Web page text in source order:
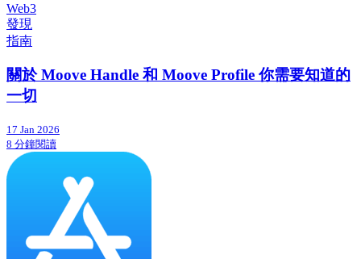
Web3
發現
指南
關於 Moove Handle 和 Moove Profile 你需要知道的
一切
17 Jan 2026
8 分鐘閱讀